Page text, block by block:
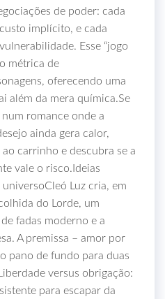
de poder: cada
implícito, e cada
Esse “jogo
métrica de
oferecendo uma
além da mera química.Se
romance onde a
ainda gera calor,
carrinho e descubra se a
vale o risco.Ideias
Luz cria, em
do Lorde, um
fadas moderno e a
A premissa – amor por
pano de fundo para duas
versus obrigação:
para escapar da